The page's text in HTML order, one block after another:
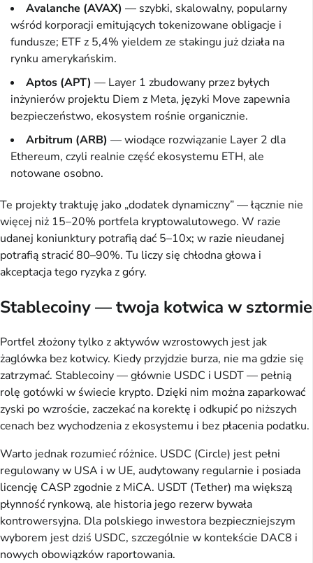
Avalanche (AVAX) — szybki, skalowalny, popularny
wśród korporacji emitujących tokenizowane obligacje i
fundusze; ETF z 5,4% yieldem ze stakingu już działa na
rynku amerykańskim.
Aptos (APT) — Layer 1 zbudowany przez byłych
inżynierów projektu Diem z Meta, języki Move zapewnia
bezpieczeństwo, ekosystem rośnie organicznie.
Arbitrum (ARB) — wiodące rozwiązanie Layer 2 dla
Ethereum, czyli realnie część ekosystemu ETH, ale
notowane osobno.
Te projekty traktuję jako „dodatek dynamiczny” — łącznie nie
więcej niż 15–20% portfela kryptowalutowego. W razie
udanej koniunktury potrafią dać 5–10x; w razie nieudanej
potrafią stracić 80–90%. Tu liczy się chłodna głowa i
akceptacja tego ryzyka z góry.
Stablecoiny — twoja kotwica w sztormie
Portfel złożony tylko z aktywów wzrostowych jest jak
żaglówka bez kotwicy. Kiedy przyjdzie burza, nie ma gdzie się
zatrzymać. Stablecoiny — głównie USDC i USDT — pełnią
rolę gotówki w świecie krypto. Dzięki nim można zaparkować
zyski po wzroście, zaczekać na korektę i odkupić po niższych
cenach bez wychodzenia z ekosystemu i bez płacenia podatku.
Warto jednak rozumieć różnice. USDC (Circle) jest pełni
regulowany w USA i w UE, audytowany regularnie i posiada
licencję CASP zgodnie z MiCA. USDT (Tether) ma większą
płynność rynkową, ale historia jego rezerw bywała
kontrowersyjna. Dla polskiego inwestora bezpieczniejszym
wyborem jest dziś USDC, szczególnie w kontekście DAC8 i
nowych obowiązków raportowania.